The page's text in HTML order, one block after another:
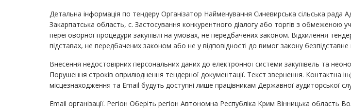
Детальна інформація по тендеру Організатор Найменування Синевирська сільська рада
Закарпатська область, с. Застосування конкурентного діалогу або торгів з обмеженою
переговорної процедури закупівлі на умовах, не передбачених законом. Відхилення
підставах, не передбачених законом або не у відповідності до вимог закону безпідставне
Внесення недостовірних персональних даних до електронної системи закупівель та
Порушення строків оприлюднення тендерної документації. Текст звернення. Контактна
місцезнаходження та Email будуть доступні лише працівникам Державної аудиторської
Email організації. Регіон Оберіть регіон Автономна Республіка Крим Вінницька область